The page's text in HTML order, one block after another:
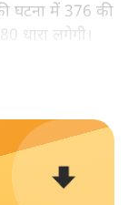
घटना में 376 की
धारा लगेगी।